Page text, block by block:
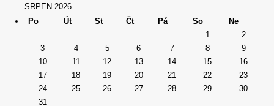
SRPEN 2026
Po
Út St Čt Pá So Ne
1
2
3
4 5 6 7 8
9
10
11 12 13 14 15
16
17
18 19 20 21 22
23
24
25 26 27 28 29
30
31